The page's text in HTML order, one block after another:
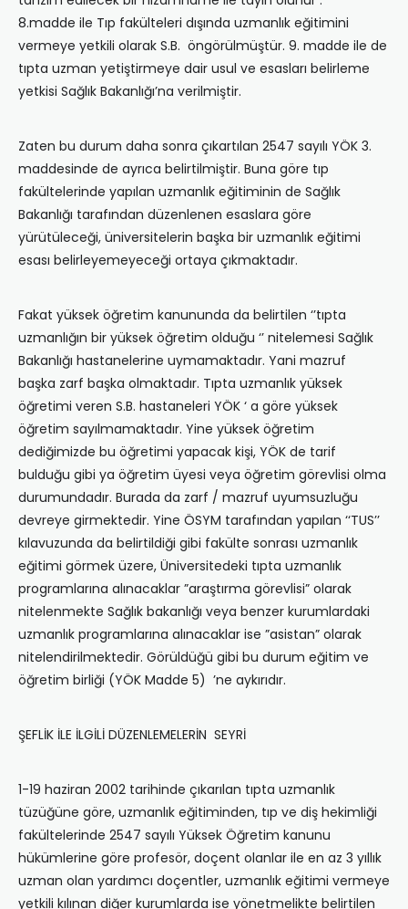
8.madde ile Tıp fakülteleri dışında uzmanlık eğitimini
vermeye yetkili olarak S.B. öngörülmüştür. 9. madde ile de
tıpta uzman yetiştirmeye dair usul ve esasları belirleme
yetkisi Sağlık Bakanlığı’na verilmiştir.
Zaten bu durum daha sonra çıkartılan 2547 sayılı YÖK 3.
maddesinde de ayrıca belirtilmiştir. Buna göre tıp
fakültelerinde yapılan uzmanlık eğitiminin de Sağlık
Bakanlığı tarafından düzenlenen esaslara göre
yürütüleceği, üniversitelerin başka bir uzmanlık eğitimi
esası belirleyemeyeceği ortaya çıkmaktadır.
Fakat yüksek öğretim kanununda da belirtilen ‘’tıpta
uzmanlığın bir yüksek öğretim olduğu ‘’ nitelemesi Sağlık
Bakanlığı hastanelerine uymamaktadır. Yani mazruf
başka zarf başka olmaktadır. Tıpta uzmanlık yüksek
öğretimi veren S.B. hastaneleri YÖK ‘ a göre yüksek
öğretim sayılmamaktadır. Yine yüksek öğretim
dediğimizde bu öğretimi yapacak kişi, YÖK de tarif
bulduğu gibi ya öğretim üyesi veya öğretim görevlisi olma
durumundadır. Burada da zarf / mazruf uyumsuzluğu
devreye girmektedir. Yine ÖSYM tarafından yapılan ‘‘TUS’’
kılavuzunda da belirtildiği gibi fakülte sonrası uzmanlık
eğitimi görmek üzere, Üniversitedeki tıpta uzmanlık
programlarına alınacaklar ”araştırma görevlisi” olarak
nitelenmekte Sağlık bakanlığı veya benzer kurumlardaki
uzmanlık programlarına alınacaklar ise ”asistan” olarak
nitelendirilmektedir. Görüldüğü gibi bu durum eğitim ve
öğretim birliği (YÖK Madde 5) ’ne aykırıdır.
ŞEFLİK İLE İLGİLİ DÜZENLEMELERİN SEYRİ
1-19 haziran 2002 tarihinde çıkarılan tıpta uzmanlık
tüzüğüne göre, uzmanlık eğitiminden, tıp ve diş hekimliği
fakültelerinde 2547 sayılı Yüksek Öğretim kanunu
hükümlerine göre profesör, doçent olanlar ile en az 3 yıllık
uzman olan yardımcı doçentler, uzmanlık eğitimi vermeye
yetkili kılınan diğer kurumlarda ise yönetmelikte belirtilen